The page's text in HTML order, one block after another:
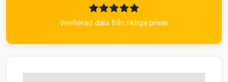
Verifierad data från riktiga priser